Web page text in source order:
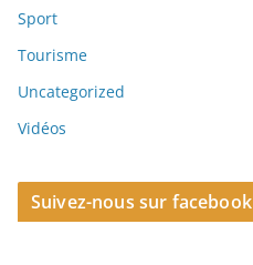
Sport
Tourisme
Uncategorized
Vidéos
Suivez-nous sur facebook